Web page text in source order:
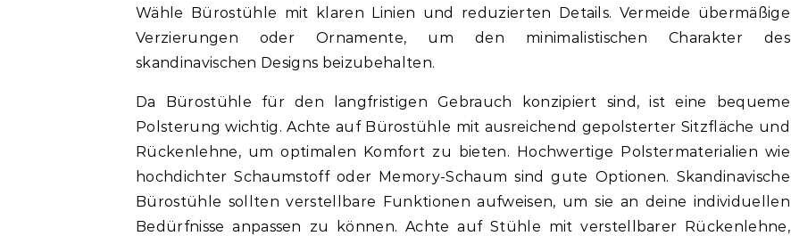
Wähle Bürostühle mit klaren Linien und reduzierten Details. Vermeide übermäßige
Verzierungen oder Ornamente, um den minimalistischen Charakter des
skandinavischen Designs beizubehalten.
Da Bürostühle für den langfristigen Gebrauch konzipiert sind, ist eine bequeme
Polsterung wichtig. Achte auf Bürostühle mit ausreichend gepolsterter Sitzfläche und
Rückenlehne, um optimalen Komfort zu bieten. Hochwertige Polstermaterialien wie
hochdichter Schaumstoff oder Memory-Schaum sind gute Optionen. Skandinavische
Bürostühle sollten verstellbare Funktionen aufweisen, um sie an deine individuellen
Bedürfnisse anpassen zu können. Achte auf Stühle mit verstellbarer Rückenlehne,